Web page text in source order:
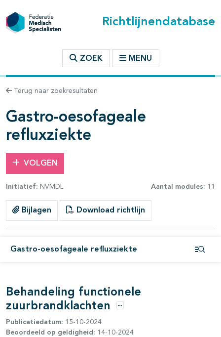
Richtlijnendatabase
ZOEK MENU
Terug naar zoekresultaten
Gastro-oesofageale
refluxziekte
VOLGEN
Initiatief: NVMDL Aantal modules: 11
Bijlagen Download richtlijn
Gastro-oesofageale refluxziekte
binnen deze richtlijn
open- en dichtklappen
Behandeling functionele
zuurbrandklachten
Opties
Publicatiedatum: 15-10-2024
Beoordeeld op geldigheid: 14-10-2024